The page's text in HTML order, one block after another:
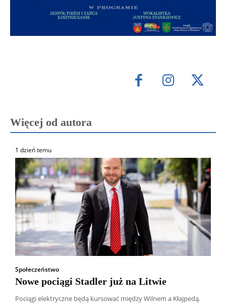
Więcej od autora
1 dzień temu
Społeczeństwo
Nowe pociągi Stadler już na Litwie
Pociągi elektryczne będą kursować między Wilnem a Kłajpedą.